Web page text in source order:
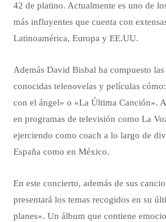
42 de platino. Actualmente es uno de
más influyentes que cuenta con
Latinoamérica, Europa y EE.UU.
Además David Bisbal ha compuesto las
conocidas telenovelas y películas
con el ángel» o «La Última Canción».
en programas de televisión como La
ejerciendo como coach a lo largo de
España como en México.
En este concierto, además de sus
presentará los temas recogidos en su
planes». Un álbum que contiene